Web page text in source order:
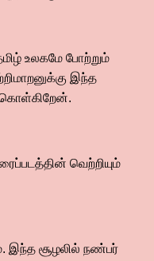
உலகமே போற்றும்
இந்த
கொள்கிறேன்.‌
வெற்றியும்
இந்த சூழலில் நண்பர்